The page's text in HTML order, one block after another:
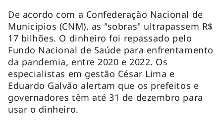
De acordo com a Confederação Nacional de
Municípios (CNM), as "sobras" ultrapassem R$
17 bilhões. O dinheiro foi repassado pelo
Fundo Nacional de Saúde para enfrentamento
da pandemia, entre 2020 e 2022. Os
especialistas em gestão César Lima e
Eduardo Galvão alertam que os prefeitos e
governadores têm até 31 de dezembro para
usar o dinheiro.